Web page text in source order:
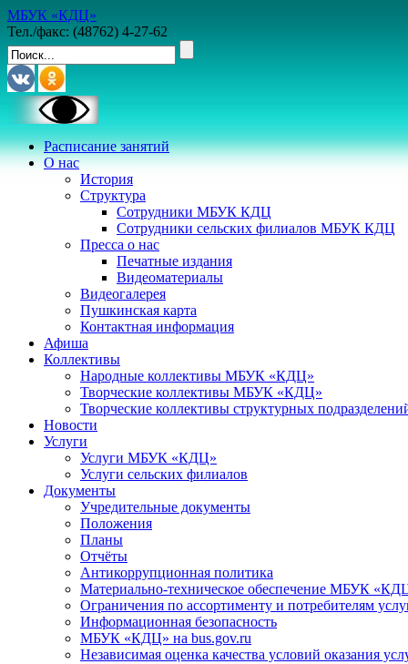
МБУК «КДЦ»
Тел./факс: (48762) 4-27-62
Расписание занятий
О нас
История
Структура
Сотрудники МБУК КДЦ
Сотрудники сельских филиалов МБУК КДЦ
Пресса о нас
Печатные издания
Видеоматериалы
Видеогалерея
Пушкинская карта
Контактная информация
Афиша
Коллективы
Народные коллективы МБУК «КДЦ»
Творческие коллективы МБУК «КДЦ»
Творческие коллективы структурных
Новости
Услуги
Услуги МБУК «КДЦ»
Услуги сельских филиалов
Документы
Учредительные документы
Положения
Планы
Отчёты
Антикоррупционная политика
Материально-техническое обеспечение МБУК
Ограничения по ассортименту и потребителям
Информационная безопасность
МБУК «КДЦ» на bus.gov.ru
Независимая оценка качества условий оказания